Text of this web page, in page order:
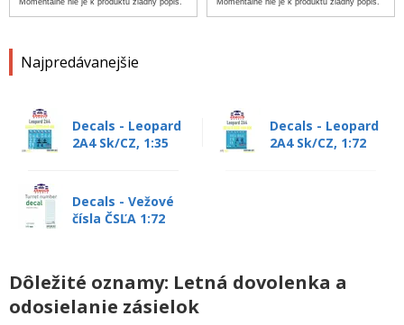
Najpredávanejšie
Decals - Leopard
2A4 Sk/CZ, 1:35
Decals - Leopard
2A4 Sk/CZ, 1:72
Decals - Vežové
čísla ČSĽA 1:72
Dôležité oznamy: Letná dovolenka a
odosielanie zásielok
Momentálne nie je k produktu žiadny popis. Momentálne nie je k produktu žiadny popis.